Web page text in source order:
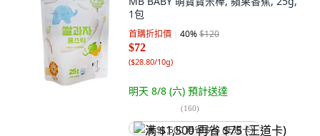
1包
首購折扣價 40%$120
$72
($28.80/10g)
明天 8/8 (六) 預計送達
(160)
满 $1,500 再省 $75 (王道卡)